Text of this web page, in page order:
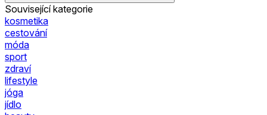
Související kategorie
kosmetika
cestování
móda
sport
zdraví
lifestyle
jóga
jídlo